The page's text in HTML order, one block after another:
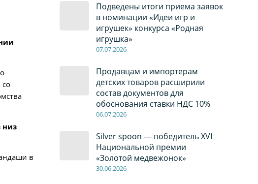
Подведены итоги приема заявок
в номинации «Идеи игр и
игрушек» конкурса «Родная
игрушка»
07.07.2026
Продавцам и импортерам
детских товаров расширили
состав документов для
обоснования ставки НДС 10%
06.07.2026
Silver spoon — победитель XVI
Национальной премии
«Золотой медвежонок»
30.06.2026
со
низ
в